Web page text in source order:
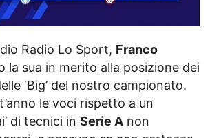
Radio Lo Sport, Franco
la sua in merito alla posizione dei
‘Big’ del nostro campionato.
le voci rispetto a un
di tecnici in Serie A non